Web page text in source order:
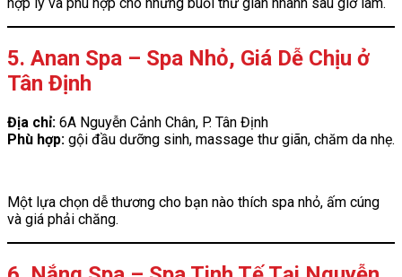
5. Anan Spa – Spa Nhỏ, Giá Dễ Chịu ở
Tân Định
Địa chỉ: 6A Nguyễn Cảnh Chân, P. Tân Định
Phù hợp: gội đầu dưỡng sinh, massage thư giãn, chăm da nhẹ.
Một lựa chọn dễ thương cho bạn nào thích spa nhỏ, ấm cúng
và giá phải chăng.